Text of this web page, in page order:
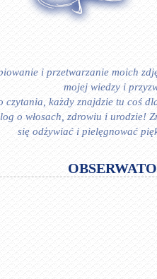
i przetwarzanie moich
mojej wiedzy i
czytania, każdy znajdzie tu coś
o włosach, zdrowiu i urodzie!
się odżywiać i pielęgnować